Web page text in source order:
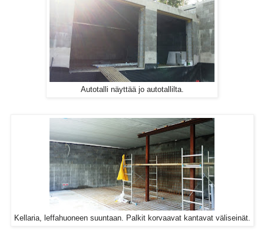
Autotalli näyttää jo autotallilta.
Kellaria, leffahuoneen suuntaan. Palkit korvaavat kantavat väliseinät.